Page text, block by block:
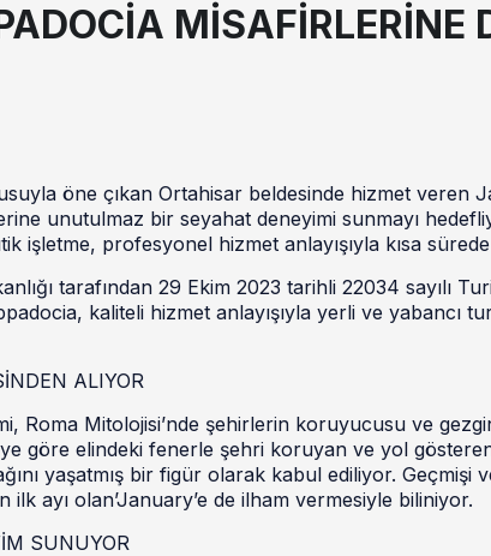
MİSAFİRLERİNE
öne çıkan Ortahisar beldesinde hizmet veren
unutulmaz bir seyahat deneyimi sunmayı
işletme, profesyonel hizmet anlayışıyla kısa
tarafından 29 Ekim 2023 tarihli 22034 sayılı
kaliteli hizmet anlayışıyla yerli ve yabancı
ALIYOR
Roma Mitolojisi’nde şehirlerin koruyucusu ve
göre elindeki fenerle şehri koruyan ve yol
yaşatmış bir figür olarak kabul ediliyor. Geçmişi
ilk ayı olan’January’e de ilham vermesiyle biliniyor.
SUNUYOR